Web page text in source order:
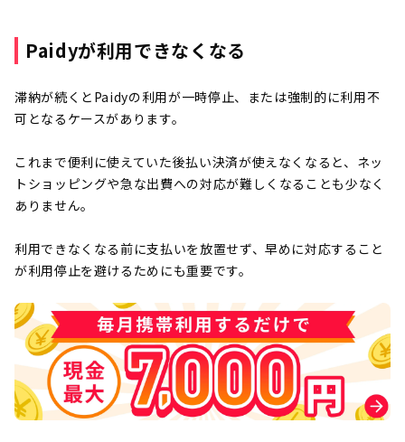
Paidyが利用できなくなる
滞納が続くとPaidyの利用が一時停止、または強制的に利用不
可となるケースがあります。
これまで便利に使えていた後払い決済が使えなくなると、ネッ
トショッピングや急な出費への対応が難しくなることも少なく
ありません。
利用できなくなる前に支払いを放置せず、早めに対応すること
が利用停止を避けるためにも重要です。